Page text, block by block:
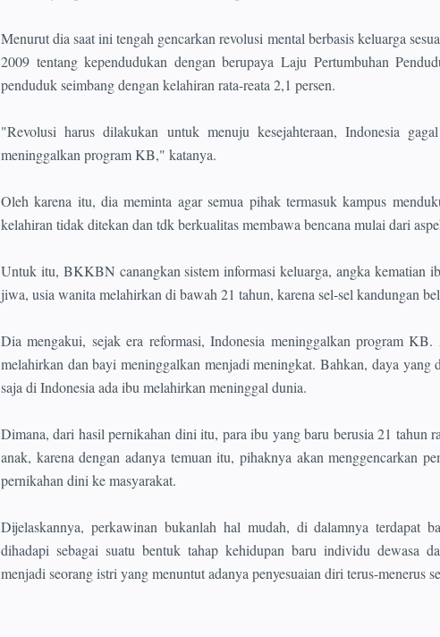
Menurut dia saat ini tengah gencarkan revolusi mental berbasis keluarga
2009 tentang kependudukan dengan berupaya Laju Pertumbuhan
penduduk seimbang dengan kelahiran rata-reata 2,1 persen.
"Revolusi harus dilakukan untuk menuju kesejahteraan, Indonesia
meninggalkan program KB," katanya.
Oleh karena itu, dia meminta agar semua pihak termasuk kampus
kelahiran tidak ditekan dan tdk berkualitas membawa bencana mulai dari
Untuk itu, BKKBN canangkan sistem informasi keluarga, angka kematian
jiwa, usia wanita melahirkan di bawah 21 tahun, karena sel-sel kandungan
Dia mengakui, sejak era reformasi, Indonesia meninggalkan program
melahirkan dan bayi meninggalkan menjadi meningkat. Bahkan, daya
saja di Indonesia ada ibu melahirkan meninggal dunia.
Dimana, dari hasil pernikahan dini itu, para ibu yang baru berusia 21 tahun
anak, karena dengan adanya temuan itu, pihaknya akan menggencarkan
pernikahan dini ke masyarakat.
Dijelaskannya, perkawinan bukanlah hal mudah, di dalamnya terdapat
dihadapi sebagai suatu bentuk tahap kehidupan baru individu dewasa
menjadi seorang istri yang menuntut adanya penyesuaian diri terus-menerus